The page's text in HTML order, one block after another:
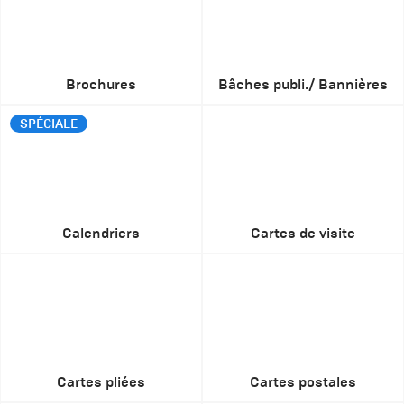
Brochures Bâches publi./ Bannières
SPÉCIALE
Calendriers Cartes de visite
Cartes pliées Cartes postales